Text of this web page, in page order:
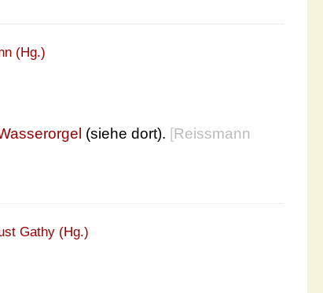
(Hg.)
(siehe dort). [Reissmann
Gathy (Hg.)